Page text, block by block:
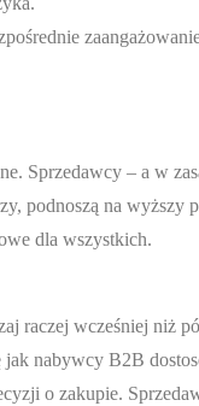
Sprzedawcy – a w
podnoszą na wyższy
dla wszystkich.
raczej wcześniej niż
nabywcy B2B
o zakupie.